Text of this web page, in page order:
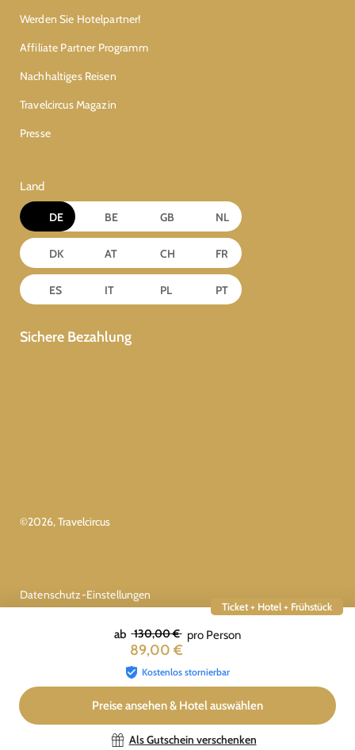
Ticket + Hotel + Frühstück
ab 130,00 €
89,00 €
pro Person
Kostenlos stornierbar
Preise ansehen & Hotel auswählen
Als Gutschein verschenken
Werden Sie Hotelpartner!
Affiliate Partner Programm
Nachhaltiges Reisen
Travelcircus Magazin
Presse
Land
DE BE GB NL
DK AT CH FR
ES IT PL PT
Sichere Bezahlung
©2026, Travelcircus
Datenschutz-Einstellungen